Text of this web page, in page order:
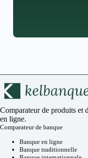
Comparateur de produits et
en ligne.
Comparateur de banque
Banque en ligne
Banque traditionnelle